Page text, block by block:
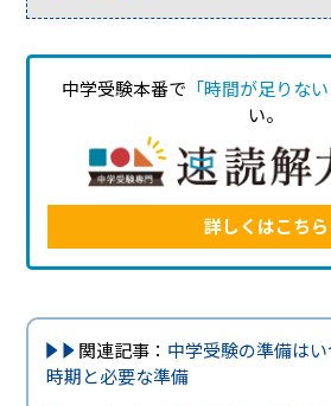
中学受験本番で 「時間が足りない
い。
詳しくはこちら
関連記事： 中学受験の準備は
時期と必要な準備